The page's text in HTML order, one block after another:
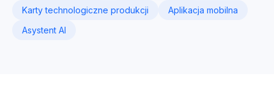
Karty technologiczne produkcji
Aplikacja mobilna
Asystent AI